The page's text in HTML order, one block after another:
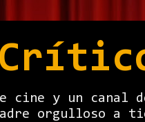
cine y un canal
orgulloso a